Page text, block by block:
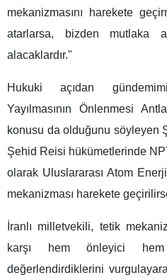
mekanizmasını harekete
atarlarsa, bizden mutlaka
alacaklardır."
Hukuki açıdan
Yayılmasının Önlenmesi
konusu da olduğunu söyleyen
Şehid Reisi hükümetlerinde
olarak Uluslararası Atom
mekanizması harekete
İranlı milletvekili, tetik
karşı hem önleyici
değerlendirdiklerini